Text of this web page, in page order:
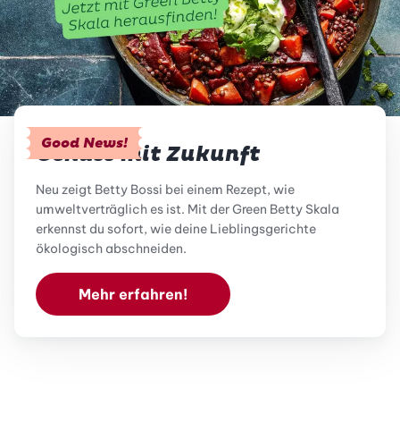
Good News!
Genuss mit Zukunft
Neu zeigt Betty Bossi bei einem Rezept, wie
umweltverträglich es ist. Mit der Green Betty Skala
erkennst du sofort, wie deine Lieblingsgerichte
ökologisch abschneiden.
Mehr erfahren!